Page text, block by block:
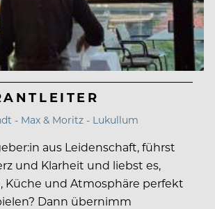
- Max & Moritz - Lukullum
aus Leidenschaft, führst
und Klarheit und liebst es,
Küche und Atmosphäre perfekt
Dann übernimm